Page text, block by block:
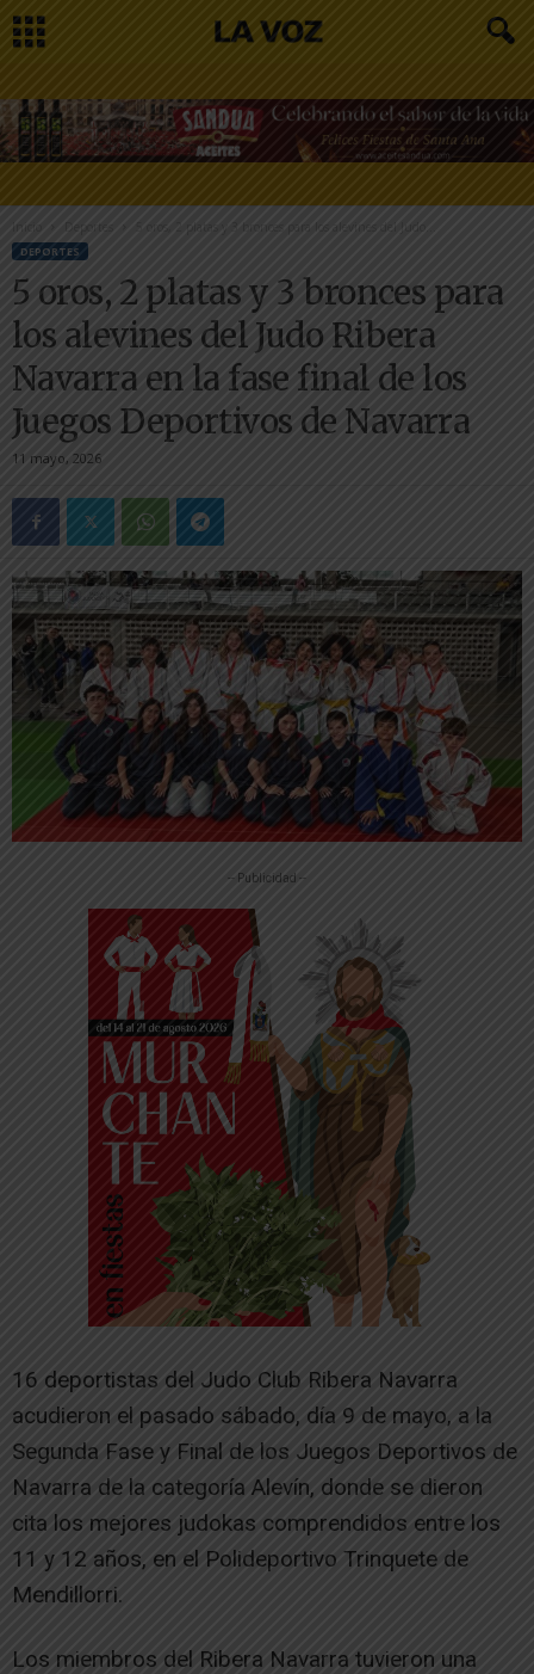
Inicio 5 oros, 2 platas y 3 bronces para los alevines del Judo...
DEPORTES
5 oros, 2 platas y 3 bronces para
los alevines del Judo Ribera
Navarra en la fase final de los
Juegos Deportivos de Navarra
11 mayo, 2026
-- Publicidad --
16 deportistas del Judo Club Ribera Navarra
acudieron el pasado sábado, día 9 de mayo, a la
Segunda Fase y Final de los Juegos Deportivos de
Navarra de la categoría Alevín, donde se dieron
cita los mejores judokas comprendidos entre los
11 y 12 años, en el Polideportivo Trinquete de
Mendillorri.
Los miembros del Ribera Navarra tuvieron una